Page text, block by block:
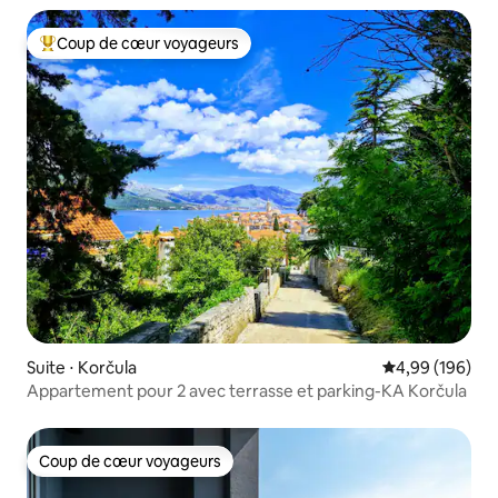
Coups de cœur voyageurs les plus appréciés
Coup de cœur voyageurs
Suite ⋅ Korčula Évaluation
4,99 (196)
Appartement pour 2 avec terrasse et parking-KA Korčula
Coup de cœur voyageurs
Coup de cœur voyageurs